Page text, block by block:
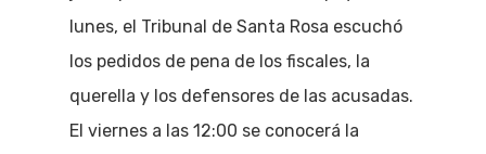
lunes, el Tribunal de Santa Rosa escuchó
los pedidos de pena de los fiscales, la
querella y los defensores de las acusadas.
El viernes a las 12:00 se conocerá la